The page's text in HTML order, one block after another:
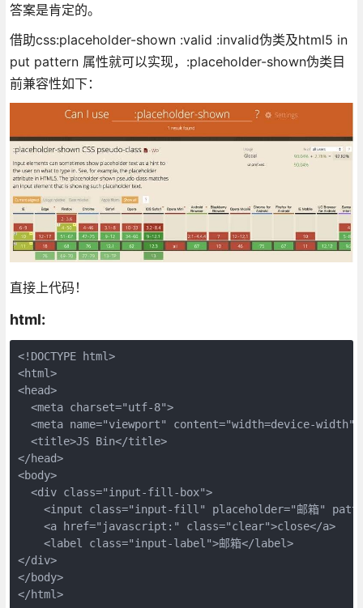
答案是肯定的。
借助css:placeholder-shown :valid :invalid伪类及html5 in
put pattern 属性就可以实现，:placeholder-shown伪类目
前兼容性如下：
直接上代码！
html:
<!DOCTYPE html>
<html>
<head>
  <meta charset="utf-8">
  <meta name="viewport" content="width=device-width">
  <title>JS Bin</title>
</head>
<body>
  <div class="input-fill-box">
<input class="input-fill" placeholder="邮箱"
    <a href="javascript:" class="clear">close</a>
    <label class="input-label">邮箱</label>
</div>
</body>
</html>